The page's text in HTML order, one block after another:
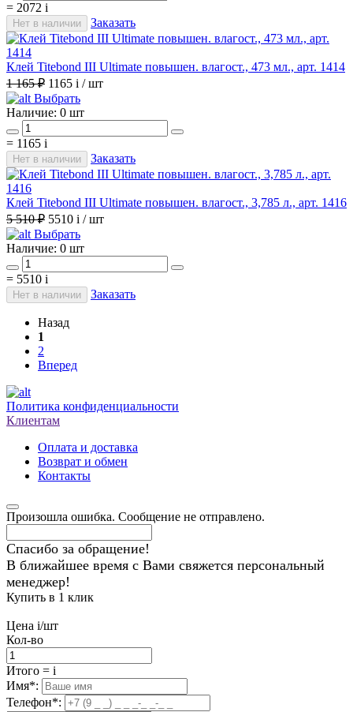
= 2072 i
Нет в наличии Заказать
Клей Titebond III Ultimate повышен. влагост., 473 мл., арт. 1414
1 165 ₽ 1165 i / шт
Выбрать
Наличие: 0 шт
= 1165 i
Нет в наличии Заказать
Клей Titebond III Ultimate повышен. влагост., 3,785 л., арт. 1416
5 510 ₽ 5510 i / шт
Выбрать
Наличие: 0 шт
= 5510 i
Нет в наличии Заказать
Назад
1
2
Вперед
Политика конфиденциальности
Клиентам
Оплата и доставка
Возврат и обмен
Контакты
Произошла ошибка. Сообщение не отправлено.
Спасибо за обращение!
В ближайшее время с Вами свяжется персональный
менеджер!
Купить в 1 клик
Цена i/шт
Кол-во
Итого = i
Имя*:
Телефон*: